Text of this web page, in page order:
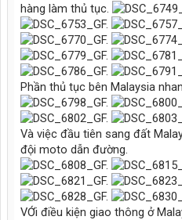
hàng làm thủ tục.
Phần thủ tục bên Malaysia
Và việc đầu tiên sang đất
đội moto dẫn đường.
VỚi điều kiện giao thông ở